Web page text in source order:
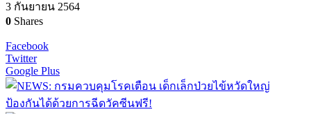
3 กันยายน 2564
0 Shares
Facebook
Twitter
Google Plus